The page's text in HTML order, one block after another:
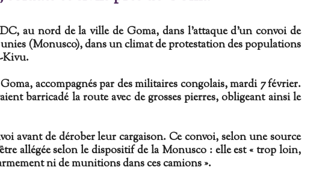
au nord de la ville de Goma, dans l'attaque d'un convoi de
(Monusco), dans un climat de protestation des populations
Kivu.
accompagnés par des militaires congolais, mardi 7 février.
barricadé la route avec de grosses pierres, obligeant ainsi le
avant de dérober leur cargaison. Ce convoi, selon une source
allégée selon le dispositif de la Monusco : elle est « trop loin,
ni de munitions dans ces camions ».